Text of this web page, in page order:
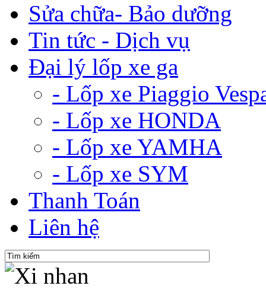
Sửa chữa- Bảo dưỡng
Tin tức - Dịch vụ
Đại lý lốp xe ga
- Lốp xe Piaggio
- Lốp xe HONDA
- Lốp xe YAMHA
- Lốp xe SYM
Thanh Toán
Liên hệ